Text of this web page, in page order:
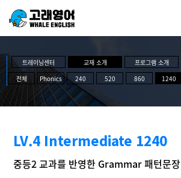
트레이닝센터
교재 소개
전체
Phonics 240 520 860 1240
프로그램 소개
LV.4 Intermediate 1240
중등2 교과를 반영한 Grammar 패턴문장